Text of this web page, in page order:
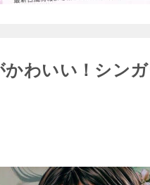
かわいい！シン